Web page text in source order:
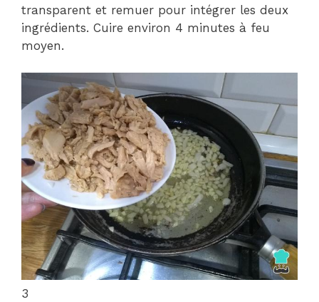
transparent et remuer pour intégrer les deux
ingrédients. Cuire environ 4 minutes à feu
moyen.
3